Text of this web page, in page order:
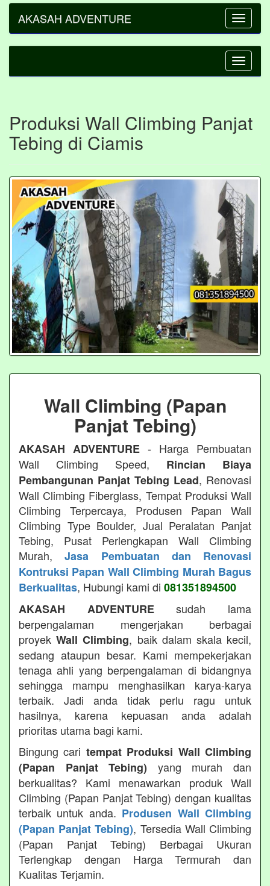
Toggle
AKASAH ADVENTURE
Toggle
Produksi Wall Climbing Panjat
Tebing di Ciamis
Wall Climbing (Papan
Panjat Tebing)
AKASAH ADVENTURE - Harga Pembuatan
Wall Climbing Speed, Rincian Biaya
Pembangunan Panjat Tebing Lead, Renovasi
Wall Climbing Fiberglass, Tempat Produksi Wall
Climbing Terpercaya, Produsen Papan Wall
Climbing Type Boulder, Jual Peralatan Panjat
Tebing, Pusat Perlengkapan Wall Climbing
Murah,Jasa Pembuatan dan Renovasi
Kontruksi Papan Wall Climbing Murah Bagus
Berkualitas, Hubungi kami di 081351894500
AKASAH ADVENTUREsudah lama
berpengalaman mengerjakan berbagai
proyekWall Climbing, baik dalam skala kecil,
sedang ataupun besar. Kami mempekerjakan
tenaga ahli yang berpengalaman di bidangnya
sehingga mampu menghasilkan karya-karya
terbaik. Jadi anda tidak perlu ragu untuk
hasilnya, karena kepuasan anda adalah
prioritas utama bagi kami.
Bingung cari tempat Produksi Wall Climbing
(Papan Panjat Tebing) yang murah dan
berkualitas? Kami menawarkan produk Wall
Climbing (Papan Panjat Tebing) dengan kualitas
terbaik untuk anda. Produsen Wall Climbing
(Papan Panjat Tebing), Tersedia Wall Climbing
(Papan Panjat Tebing) Berbagai Ukuran
Terlengkap dengan Harga Termurah dan
Kualitas Terjamin.